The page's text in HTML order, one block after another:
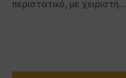
περιστατικό, με χειριστή…